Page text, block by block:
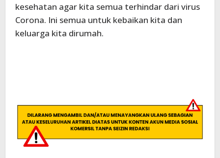
kesehatan agar kita semua terhindar dari virus
Corona. Ini semua untuk kebaikan kita dan
keluarga kita dirumah.